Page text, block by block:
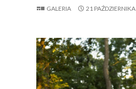
GALERIA 21